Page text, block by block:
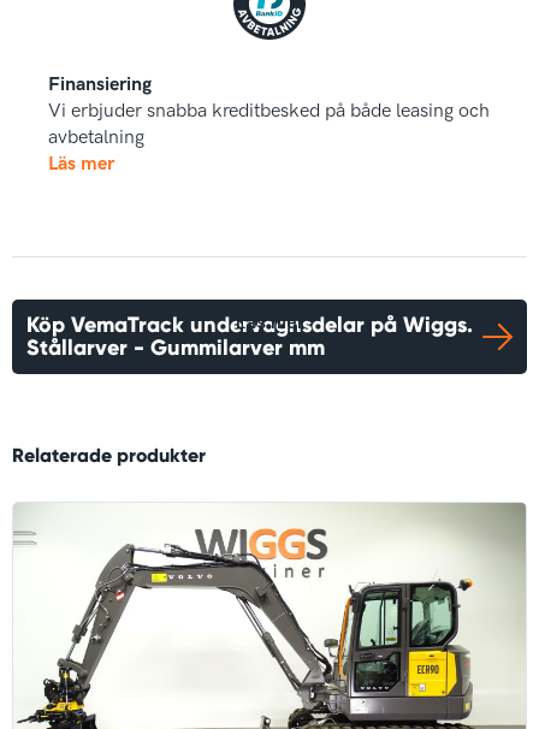
Finansiering
Vi erbjuder snabba kreditbesked på både leasing och
avbetalning
Läs mer
Läs mer
Köp VemaTrack undervagnsdelar på Wiggs.
Stållarver - Gummilarver mm
Relaterade produkter